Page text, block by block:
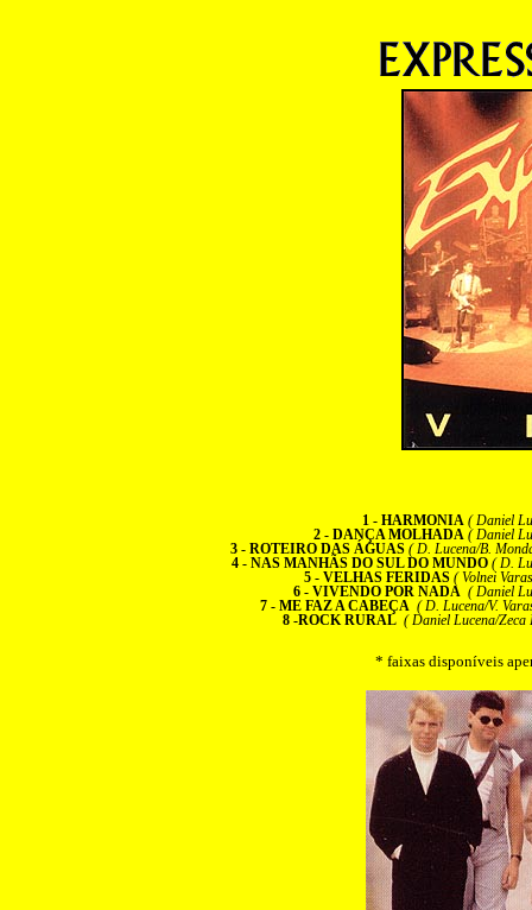
1 - HARMONIA ( Daniel
2 - DANÇA MOLHADA ( Daniel
3 - ROTEIRO DAS ÁGUAS ( D. Lucena/B.
4 - NAS MANHÃS DO SUL DO MUNDO ( D.
5 - VELHAS FERIDAS ( Volnei
6 - VIVENDO POR NADA ( Daniel
7 - ME FAZ A CABEÇA ( D. Lucena/V.
8 -ROCK RURAL ( Daniel Lucena/Zeca
* faixas disponíveis